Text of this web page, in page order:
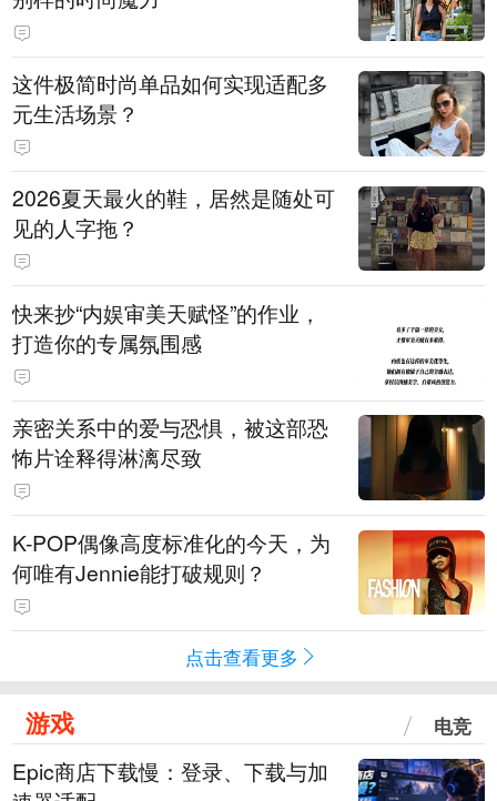
这件极简时尚单品如何实现适配多
元生活场景？
2026夏天最火的鞋，居然是随处可
见的人字拖？
快来抄“内娱审美天赋怪”的作业，
打造你的专属氛围感
亲密关系中的爱与恐惧，被这部恐
怖片诠释得淋漓尽致
K-POP偶像高度标准化的今天，为
何唯有Jennie能打破规则？
点击查看更多
游戏 电竞
Epic商店下载慢：登录、下载与加